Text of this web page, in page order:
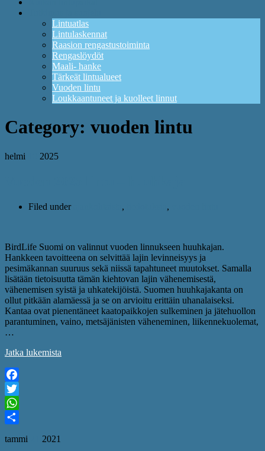
Lintuatlas
Lintulaskennat
Raasion rengastustoiminta
Rengaslöydöt
Maali- hanke
Tärkeät lintualueet
Vuoden lintu
Loukkaantuneet ja kuolleet linnut
Category: vuoden lintu
helmi 2025
Filed under , ,
BirdLife Suomi on valinnut vuoden linnukseen huuhkajan.
Hankkeen tavoitteena on selvittää lajin levinneisyys ja
pesimäkannan suuruus sekä niissä tapahtuneet muutokset. Samalla
lisätään tietoisuutta tämän kiehtovan lajin vähenemisestä,
vähenemisen syistä ja uhkatekijöistä. Suomen huuhkajakanta on
ollut pitkään alamäessä ja se on arvioitu erittäin uhanalaiseksi.
Kantaa ovat pienentäneet kaatopaikkojen sulkeminen ja jätehuollon
parantuminen, vaino, metsäjänisten väheneminen, liikennekuolemat,
…
Jatka lukemista
Facebook
Twitter
WhatsApp
tammi 2021